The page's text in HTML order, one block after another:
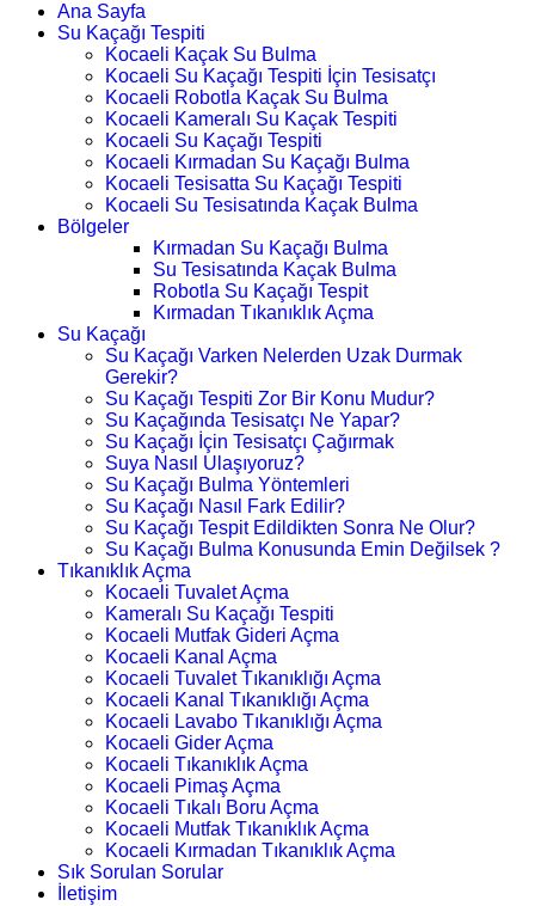
Ana Sayfa
Su Kaçağı Tespiti
Kocaeli Kaçak Su Bulma
Kocaeli Su Kaçağı Tespiti İçin Tesisatçı
Kocaeli Robotla Kaçak Su Bulma
Kocaeli Kameralı Su Kaçak Tespiti
Kocaeli Su Kaçağı Tespiti
Kocaeli Kırmadan Su Kaçağı Bulma
Kocaeli Tesisatta Su Kaçağı Tespiti
Kocaeli Su Tesisatında Kaçak Bulma
Bölgeler
Kırmadan Su Kaçağı Bulma
Su Tesisatında Kaçak Bulma
Robotla Su Kaçağı Tespit
Kırmadan Tıkanıklık Açma
Su Kaçağı
Su Kaçağı Varken Nelerden Uzak Durmak
Gerekir?
Su Kaçağı Tespiti Zor Bir Konu Mudur?
Su Kaçağında Tesisatçı Ne Yapar?
Su Kaçağı İçin Tesisatçı Çağırmak
Suya Nasıl Ulaşıyoruz?
Su Kaçağı Bulma Yöntemleri
Su Kaçağı Nasıl Fark Edilir?
Su Kaçağı Tespit Edildikten Sonra Ne Olur?
Su Kaçağı Bulma Konusunda Emin Değilsek ?
Tıkanıklık Açma
Kocaeli Tuvalet Açma
Kameralı Su Kaçağı Tespiti
Kocaeli Mutfak Gideri Açma
Kocaeli Kanal Açma
Kocaeli Tuvalet Tıkanıklığı Açma
Kocaeli Kanal Tıkanıklığı Açma
Kocaeli Lavabo Tıkanıklığı Açma
Kocaeli Gider Açma
Kocaeli Tıkanıklık Açma
Kocaeli Pimaş Açma
Kocaeli Tıkalı Boru Açma
Kocaeli Mutfak Tıkanıklık Açma
Kocaeli Kırmadan Tıkanıklık Açma
Sık Sorulan Sorular
İletişim